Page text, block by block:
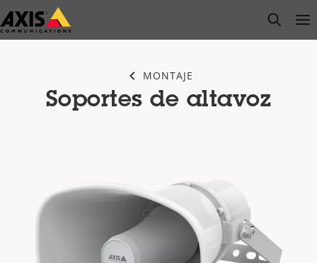
Saltar
al
open
MONTAJE
Soportes de altavoz